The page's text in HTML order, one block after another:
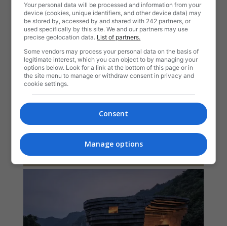
Your personal data will be processed and information from your
device (cookies, unique identifiers, and other device data) may
be stored by, accessed by and shared with 242 partners, or
used specifically by this site. We and our partners may use
precise geolocation data. List of partners.
Some vendors may process your personal data on the basis of
legitimate interest, which you can object to by managing your
options below. Look for a link at the bottom of this page or in
the site menu to manage or withdraw consent in privacy and
cookie settings.
Consent
Manage options